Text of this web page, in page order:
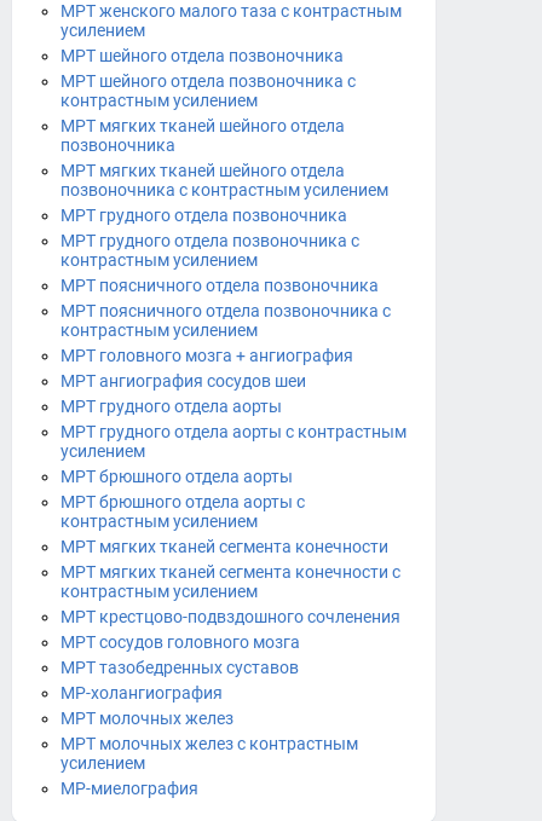
МРТ женского малого таза с контрастным
усилением
МРТ шейного отдела позвоночника
МРТ шейного отдела позвоночника с
контрастным усилением
МРТ мягких тканей шейного отдела
позвоночника
МРТ мягких тканей шейного отдела
позвоночника с контрастным усилением
МРТ грудного отдела позвоночника
МРТ грудного отдела позвоночника с
контрастным усилением
МРТ поясничного отдела позвоночника
МРТ поясничного отдела позвоночника с
контрастным усилением
МРТ головного мозга + ангиография
МРТ ангиография сосудов шеи
МРТ грудного отдела аорты
МРТ грудного отдела аорты с контрастным
усилением
МРТ брюшного отдела аорты
МРТ брюшного отдела аорты с
контрастным усилением
МРТ мягких тканей сегмента конечности
МРТ мягких тканей сегмента конечности с
контрастным усилением
МРТ крестцово-подвздошного сочленения
МРТ сосудов головного мозга
МРТ тазобедренных суставов
МР-холангиография
МРТ молочных желез
МРТ молочных желез с контрастным
усилением
МР-миелография